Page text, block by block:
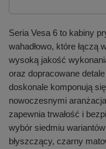
Seria Vesa 6 to kabiny
wahadłowo, które łączą
wysoką jakość
oraz dopracowane
doskonale komponują
nowoczesnymi
zapewnia trwałość i
wybór siedmiu
błyszczący, czarny